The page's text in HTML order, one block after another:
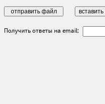
Получить ответы на email: